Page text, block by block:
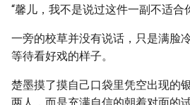
“馨儿，我不是说过这件一副不适合
一旁的校草并没有说话，只是满脸
等待看好戏的样子。
楚墨摸了摸自己口袋里凭空出现的